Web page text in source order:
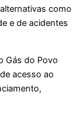
como
e de acidentes
Gás do Povo
acesso ao